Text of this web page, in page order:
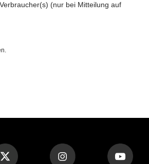
(nur bei Mitteilung auf